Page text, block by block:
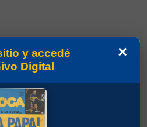
×
y accedé
Digital